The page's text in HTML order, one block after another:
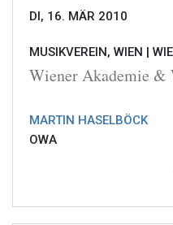
DI, 16. MÄR 2010
MUSIKVEREIN, WIEN |
Wiener Akademie &
MARTIN HASELBÖCK
OWA